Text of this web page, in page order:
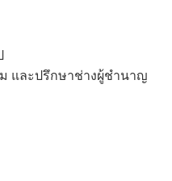
และปรึกษาช่างผู้ชำนาญ